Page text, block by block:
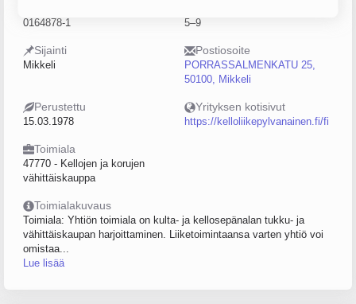
0164878-1 5–9
Sijainti
Mikkeli
Postiosoite
PORRASSALMENKATU 25,
50100, Mikkeli
Perustettu
15.03.1978
Yrityksen kotisivut
https://kelloliikepylvanainen.fi/fi
Toimiala
47770 - Kellojen ja korujen
vähittäiskauppa
Toimialakuvaus
Toimiala: Yhtiön toimiala on kulta- ja kellosepänalan tukku- ja
vähittäiskaupan harjoittaminen. Liiketoimintaansa varten yhtiö voi
omistaa...
Lue lisää